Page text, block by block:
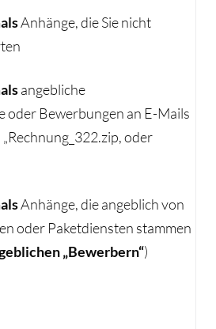
Anhänge, die Sie nicht
angebliche
oder Bewerbungen an E-Mails
oder
Anhänge, die angeblich von
oder Paketdiensten stammen
„Bewerbern“)